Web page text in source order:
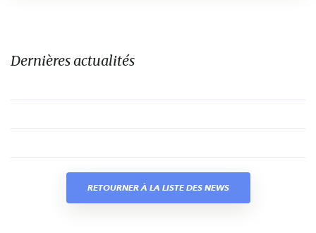
Dernières actualités
RETOURNER À LA LISTE DES NEWS